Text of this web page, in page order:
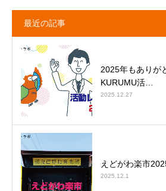
最近の記事
2025年もありが
KURUMU活…
2025.12.27
えどがわ楽市
2025.12.1